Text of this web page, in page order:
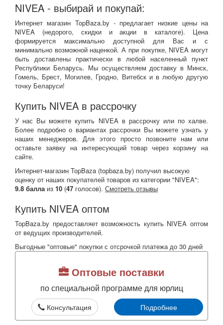
NIVEA - выбирай и покупай:
Интернет магазин TopBaza.by - предлагает низкие цены на
NIVEA (недорого, скидки и акции в каталоге). Цена
формируется максимально доступной для Вас и с
минимально возможной наценкой. А при покупке, NIVEA могут
быть доставлены практически в любой населенный пункт
Республики Беларусь. Мы осуществляем доставку в Минск,
Гомель, Брест, Могилев, Гродно, Витебск и в любую другую
точку Беларуси!
Купить NIVEA в рассрочку
У нас Вы можете купить NIVEA в рассрочку или по халве.
Более подробно о вариантах рассрочки Вы можете узнать у
наших менеджеров. Для этого просто позвоните нам или
оставьте заявку на интересующий товар через корзину на
сайте.
Интернет-магазин TopBaza (topbaza.by) получил высокую
оценку от наших покупателей товаров из категории "NIVEA":
9.8 баллаиз 10 (47 голосов). Смотреть отзывы
Купить NIVEA оптом
TopBaza.by предоставляет возможность купить NIVEA оптом
от ведущих производителей.
Выгодные "оптовые" покупки с отсрочкой платежа до 30 дней
Оптовые поставки
по специальной программе для юрлиц
Консультация Подробнее